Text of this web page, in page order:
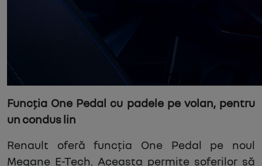
Funcția One Pedal cu padele pe volan, pentru
un condus lin
Renault oferă funcția One Pedal pe noul
Megane E-Tech. Aceasta permite șoferilor să